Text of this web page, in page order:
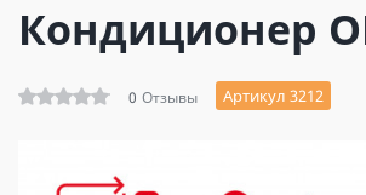
Кондиционер
0 Отзывы Артикул 3212